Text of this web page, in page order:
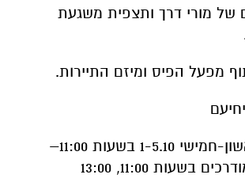
של מורי דרך ותצפית משגעת
מפעל הפיס ומיזם התיירות.
מתי: בימים ראשון-חמישי 1-5.10 בשעות 11:00–